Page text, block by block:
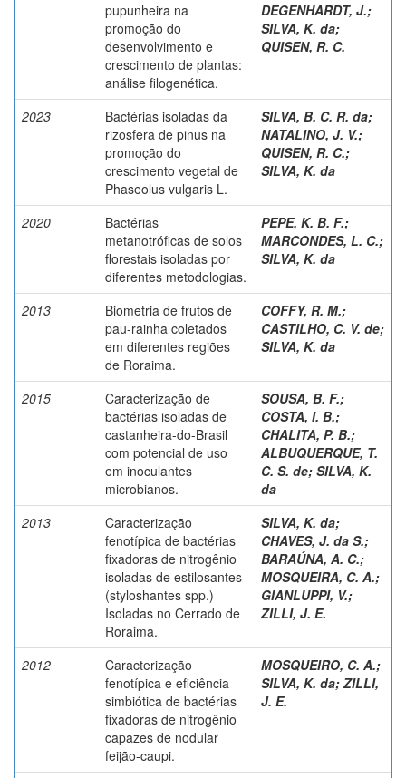
pupunheira na
promoção do
desenvolvimento e
crescimento de plantas:
análise filogenética.
DEGENHARDT, J.;
SILVA, K. da;
QUISEN, R. C.
2023
Bactérias isoladas da
rizosfera de pinus na
promoção do
crescimento vegetal de
Phaseolus vulgaris L.
SILVA, B. C. R. da;
NATALINO, J. V.;
QUISEN, R. C.;
SILVA, K. da
2020
Bactérias
metanotróficas de solos
florestais isoladas por
diferentes metodologias.
PEPE, K. B. F.;
MARCONDES, L. C.;
SILVA, K. da
2013
Biometria de frutos de
pau-rainha coletados
em diferentes regiões
de Roraima.
COFFY, R. M.;
CASTILHO, C. V. de;
SILVA, K. da
2015
Caracterização de
bactérias isoladas de
castanheira-do-Brasil
com potencial de uso
em inoculantes
microbianos.
SOUSA, B. F.;
COSTA, I. B.;
CHALITA, P. B.;
ALBUQUERQUE, T.
C. S. de; SILVA, K.
da
2013
Caracterização
fenotípica de bactérias
fixadoras de nitrogênio
isoladas de estilosantes
(styloshantes spp.)
Isoladas no Cerrado de
Roraima.
SILVA, K. da;
CHAVES, J. da S.;
BARAÚNA, A. C.;
MOSQUEIRA, C. A.;
GIANLUPPI, V.;
ZILLI, J. E.
2012
Caracterização
fenotípica e eficiência
simbiótica de bactérias
fixadoras de nitrogênio
capazes de nodular
feijão-caupi.
MOSQUEIRO, C. A.;
SILVA, K. da; ZILLI,
J. E.